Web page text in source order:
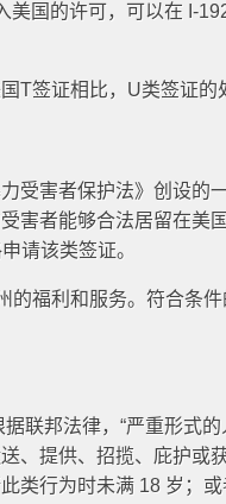
美国的许可，可以在 I-
T签证相比，U类签证的
受害者保护法》创设的
害者能够合法居留在美
请该类签证。
的福利和服务。符合条
联邦法律，“严重形式的
、提供、招揽、庇护或
类行为时未满 18 岁；